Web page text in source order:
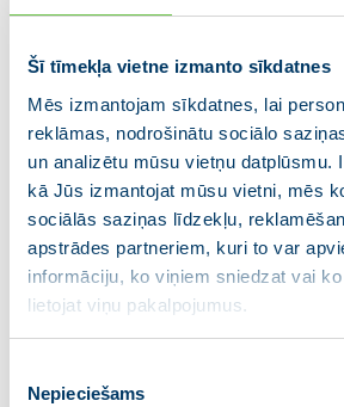
Šī tīmekļa vietne izmanto sīkdatnes
Mēs izmantojam sīkdatnes, lai
reklāmas, nodrošinātu sociālo
un analizētu mūsu vietņu datplūsmu.
kā Jūs izmantojat mūsu vietni, mēs
sociālās saziņas līdzekļu,
apstrādes partneriem, kuri to var
informāciju, ko viņiem sniedzat vai
lietojat viņu pakalpojumus.
izvēle
Nepieciešams
Papildus tam, nodokļu politikas
vēl par vidēji 2,5%. Tas nozīmē, ka
ietekme uz pedagogu faktisko
sasniegt 5% pirms pārejas uz
skolā”. Šie atalgojuma uzlabojumi
piesaistītu jaunos pedagogus un
nozares prestižu.
Izglītības un zinātnes ministrija
organizācijām un pašvaldībām
jaunā modeļa ieviešanu no 2025.
atbilstošas izglītības sistēmas